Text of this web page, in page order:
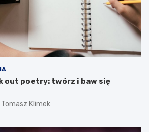
out poetry: twórz i baw się
Tomasz Klimek